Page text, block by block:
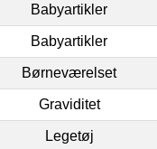
Babyartikler
Babyartikler
Børneværelset
Graviditet
Legetøj